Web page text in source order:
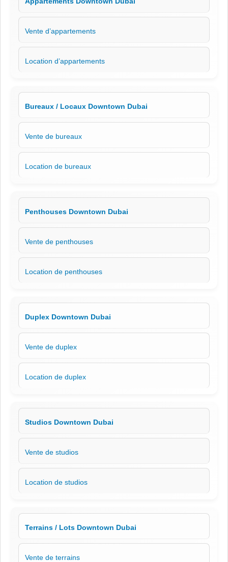
Vente d’appartements
Location d’appartements
Bureaux / Locaux Downtown Dubai
Vente de bureaux
Location de bureaux
Penthouses Downtown Dubai
Vente de penthouses
Location de penthouses
Duplex Downtown Dubai
Vente de duplex
Location de duplex
Studios Downtown Dubai
Vente de studios
Location de studios
Terrains / Lots Downtown Dubai
Vente de terrains